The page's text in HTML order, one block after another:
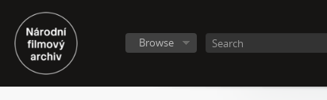
Browse